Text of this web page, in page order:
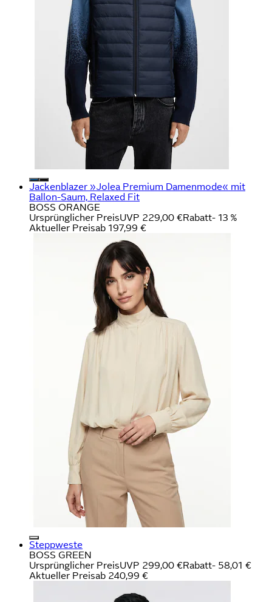
Jackenblazer »Jolea Premium Damenmode« mit
Ballon-Saum, Relaxed Fit
BOSS ORANGE
Ursprünglicher PreisUVP 229,00 €Rabatt- 13 %
Aktueller Preisab 197,99 €
Steppweste
BOSS GREEN
Ursprünglicher PreisUVP 299,00 €Rabatt- 58,01 €
Aktueller Preisab 240,99 €